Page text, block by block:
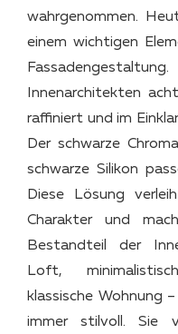
wahrgenommen.
einem wichtigen
Innenarchitekten
raffiniert und im
Der schwarze
schwarze Silikon
Diese Lösung
Charakter und
Bestandteil der
Loft,
klassische Wohnung
immer stilvoll. Sie